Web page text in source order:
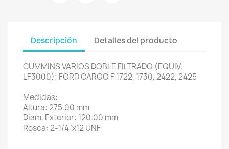
Descripción Detalles del producto
CUMMINS VARIOS DOBLE FILTRADO (EQUIV.
LF3000); FORD CARGO F 1722, 1730, 2422, 2425
Medidas:
Altura: 275.00 mm
Diam. Exterior: 120.00 mm
Rosca: 2-1/4"x12 UNF